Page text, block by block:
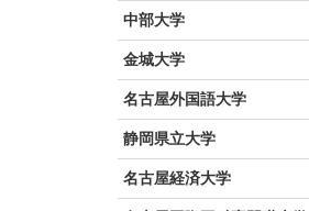
中部大学
金城大学
名古屋外国語大学
静岡県立大学
名古屋経済大学